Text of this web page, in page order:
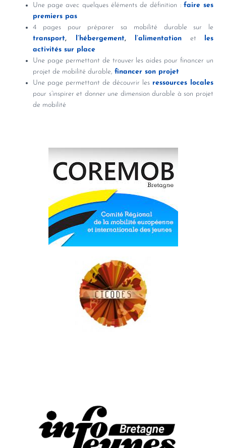
Une page avec quelques éléments de définition : faire ses
premiers pas
4 pages pour préparer sa mobilité durable sur le
transport, l’hébergement, l’alimentation et les
activités sur place
Une page permettant de trouver les aides pour financer un
projet de mobilité durable, financer son projet
Une page permettant de découvrir les ressources locales
pour s’inspirer et donner une dimension durable à son projet
de mobilité